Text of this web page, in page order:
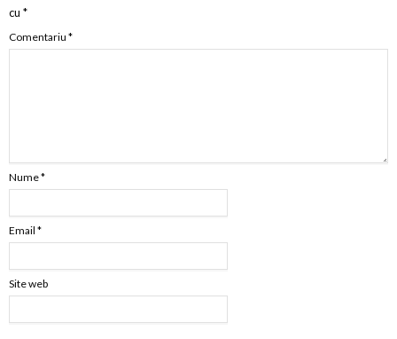
cu *
Comentariu *
Nume*
Email *
Site web